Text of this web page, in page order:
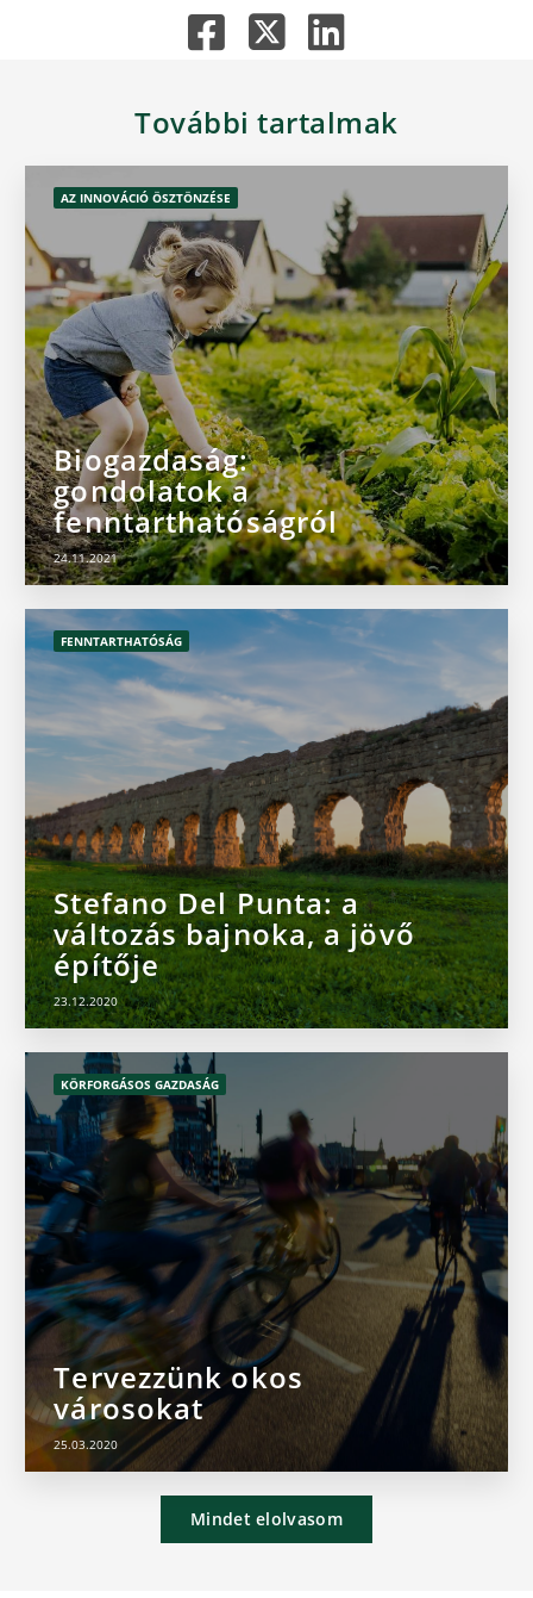
További tartalmak
AZ INNOVÁCIÓ ÖSZTÖNZÉSE
Biogazdaság:
gondolatok a
fenntarthatóságról
24.11.2021
FENNTARTHATÓSÁG
Stefano Del Punta: a
változás bajnoka, a jövő
építője
23.12.2020
KÖRFORGÁSOS GAZDASÁG
Tervezzünk okos
városokat
25.03.2020
Mindet elolvasom